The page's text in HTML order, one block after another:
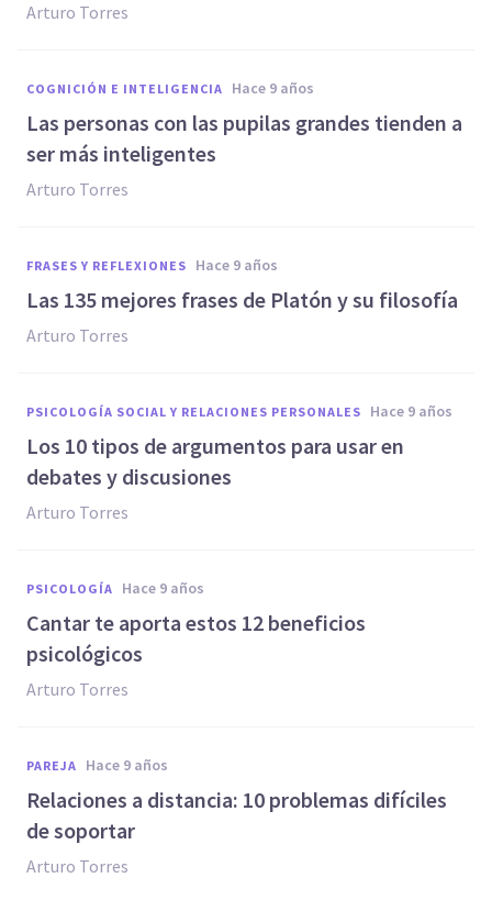
Arturo Torres
COGNICIÓN E INTELIGENCIA hace 9 años
​Las personas con las pupilas grandes tienden a
ser más inteligentes
Arturo Torres
FRASES Y REFLEXIONES hace 9 años
Las 135 mejores frases de Platón y su filosofía
Arturo Torres
PSICOLOGÍA SOCIAL Y RELACIONES PERSONALES hace 9 años
Los ​10 tipos de argumentos para usar en
debates y discusiones
Arturo Torres
PSICOLOGÍA hace 9 años
​Cantar te aporta estos 12 beneficios
psicológicos
Arturo Torres
PAREJA hace 9 años
​Relaciones a distancia: 10 problemas difíciles
de soportar
Arturo Torres